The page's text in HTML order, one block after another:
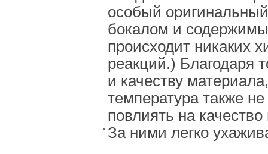
особый
бокалом и
происходит никаких
реакций.) Благодаря
и качеству
температура также не
повлиять на качество
За ними легко